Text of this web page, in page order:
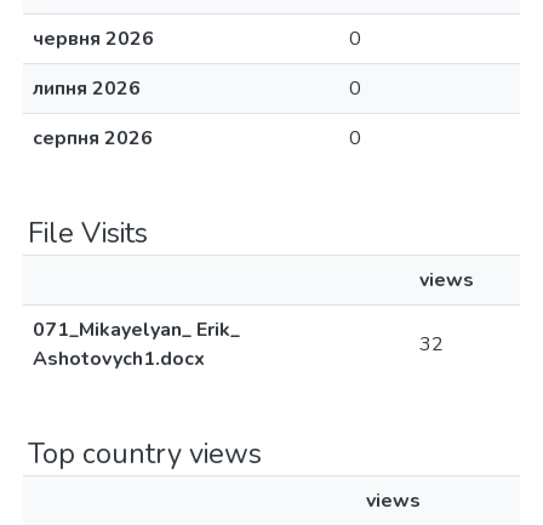
червня 2026
0
липня 2026
0
серпня 2026
0
File Visits
views
071_Mikayelyan_ Erik_
Ashotovych1.docx
32
Top country views
views